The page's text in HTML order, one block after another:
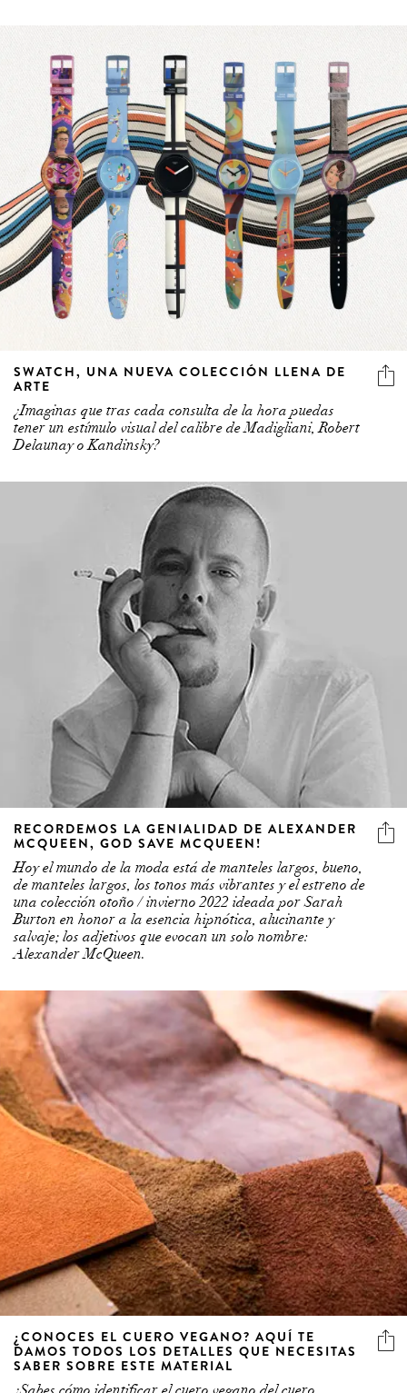
SWATCH, UNA NUEVA COLECCIÓN LLENA DE
ARTE
¿Imaginas que tras cada consulta de la hora puedas
tener un estímulo visual del calibre de Madigliani, Robert
Delaunay o Kandinsky?
RECORDEMOS LA GENIALIDAD DE ALEXANDER
MCQUEEN, GOD SAVE MCQUEEN!
Hoy el mundo de la moda está de manteles largos, bueno,
de manteles largos, los tonos más vibrantes y el estreno de
una colección otoño / invierno 2022 ideada por Sarah
Burton en honor a la esencia hipnótica, alucinante y
salvaje; los adjetivos que evocan un solo nombre:
Alexander McQueen.
¿CONOCES EL CUERO VEGANO? AQUÍ TE
DAMOS TODOS LOS DETALLES QUE NECESITAS
SABER SOBRE ESTE MATERIAL